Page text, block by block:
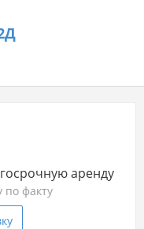
аренду
по факту